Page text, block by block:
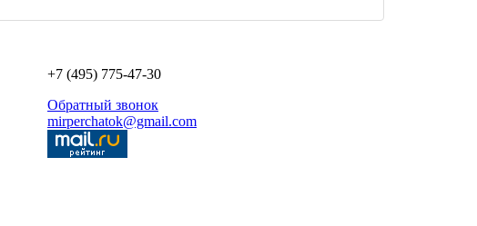
+7 (495) 775-47-30
Обратный звонок
mirperchatok@gmail.com